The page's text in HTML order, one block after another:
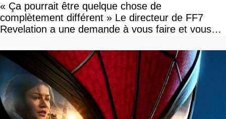
« Ça pourrait être quelque chose de
complètement différent » Le directeur de FF7
Revelation a une demande à vous faire et vous